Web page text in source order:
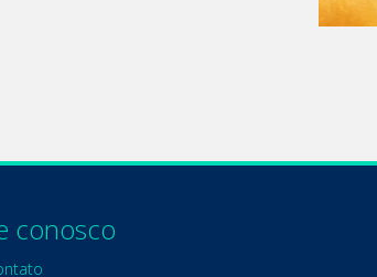
conosco